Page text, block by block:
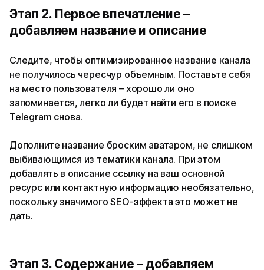
Этап 2. Первое впечатление –
добавляем название и описание
Следите, чтобы оптимизированное название канала
не получилось чересчур объемным. Поставьте себя
на место пользователя – хорошо ли оно
запоминается, легко ли будет найти его в поиске
Telegram снова.
Дополните название броским аватаром, не слишком
выбивающимся из тематики канала. При этом
добавлять в описание ссылку на ваш основной
ресурс или контактную информацию необязательно,
поскольку значимого SEO-эффекта это может не
дать.
Этап 3. Содержание – добавляем